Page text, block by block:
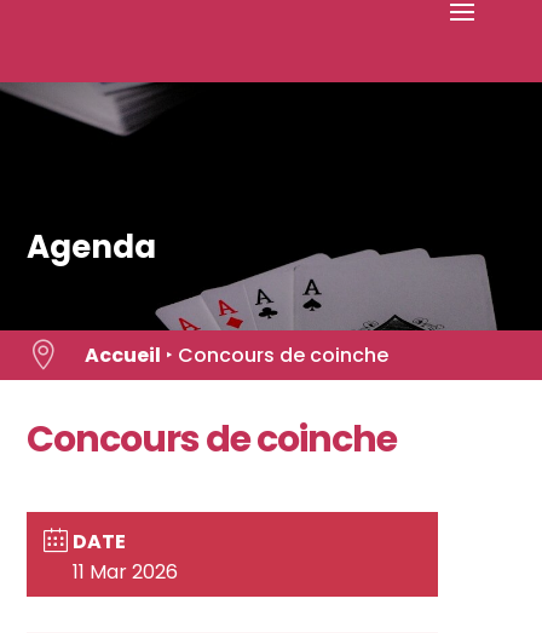
Agenda
 Accueil ‣ Concours de coinche
Concours de coinche
DATE
11 Mar 2026